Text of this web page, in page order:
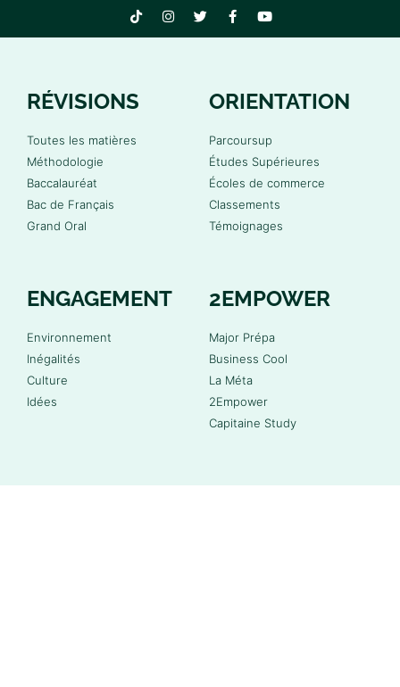
RÉVISIONS
Toutes les matières
Méthodologie
Baccalauréat
Bac de Français
Grand Oral
ORIENTATION
Parcoursup
Études Supérieures
Écoles de commerce
Classements
Témoignages
ENGAGEMENT
Environnement
Inégalités
Culture
Idées
2EMPOWER
Major Prépa
Business Cool
La Méta
2Empower
Capitaine Study